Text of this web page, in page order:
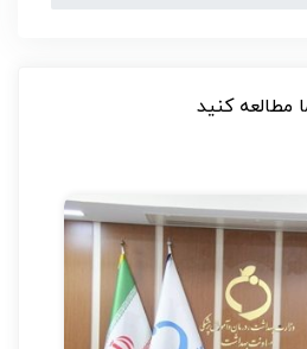
مطالعه کنید